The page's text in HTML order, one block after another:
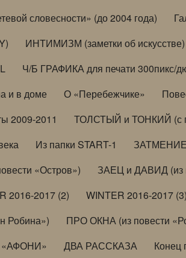
словесности» (до 2004 года)
ИНТИМИЗМ (заметки об искусстве)
Ч/Б ГРАФИКА для печати 300пикс/
и в доме О «Перебежчике»
2009-2011
ТОЛСТЫЙ и ТОНКИЙ (с
Из папки START-1
ЗАТМЕНИЕ
«Остров»)
ЗАЕЦ и ДАВИД (из
2016-2017 (2) WINTER 2016-2017 (3)
Робина»)
ПРО ОКНА (из повести
ДВА РАССКАЗА Конец